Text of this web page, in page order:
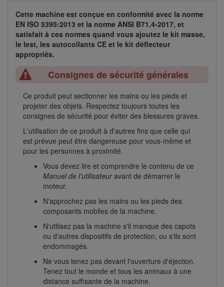
Cette machine est conçue en conformité avec la norme
EN ISO 5395:2013 et la norme ANSI B71.4-2017, et
satisfait à ces normes quand vous ajoutez le kit masse,
le lest, les autocollants CE et le kit déflecteur
appropriés.
Consignes de sécurité générales
Ce produit peut sectionner les mains ou les pieds et
projeter des objets. Respectez toujours toutes les
consignes de sécurité pour éviter des blessures graves.
L'utilisation de ce produit à d'autres fins que celle qui
est prévue peut être dangereuse pour vous-même et
pour les personnes à proximité.
Vous devez lire et comprendre le contenu de ce
Manuel de l'utilisateuravant de démarrer le
moteur.
N'approchez pas les mains ou les pieds des
composants mobiles de la machine.
N'utilisez pas la machine s'il manque des capots
ou d'autres dispositifs de protection, ou s'ils sont
endommagés.
Ne vous tenez pas devant l'ouverture d'éjection.
Tenez tout le monde et tous les animaux à une
distance suffisante de la machine.